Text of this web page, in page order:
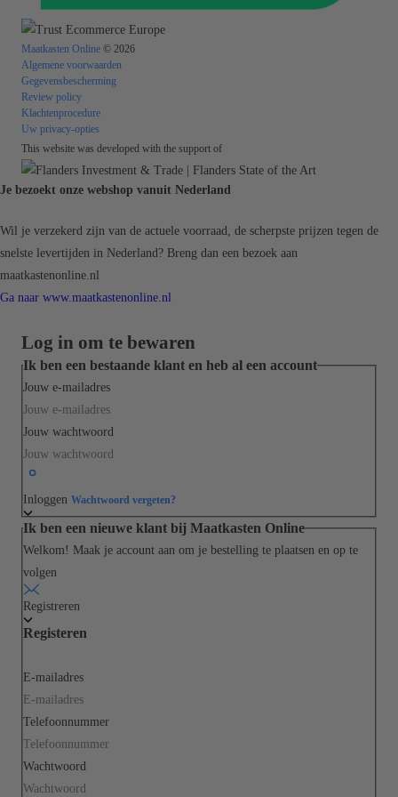
Maatkasten Online © 2026
Algemene voorwaarden
Gegevensbescherming
Review policy
Klachtenprocedure
Uw privacy-opties
This website was developed with the support of
Je bezoekt onze webshop vanuit Nederland
Wil je verzekerd zijn van de actuele voorraad, de scherpste prijzen tegen de
snelste levertijden in Nederland? Breng dan een bezoek aan
maatkastenonline.nl
Ga naar www.maatkastenonline.nl
Log in om te bewaren
Ik ben een bestaande klant en heb al een account
Jouw e-mailadres
Jouw wachtwoord
Inloggen Wachtwoord vergeten?
Ik ben een nieuwe klant bij Maatkasten Online
Welkom! Maak je account aan om je bestelling te plaatsen en op te
volgen
Registreren
Registeren
E-mailadres
Telefoonnummer
Wachtwoord